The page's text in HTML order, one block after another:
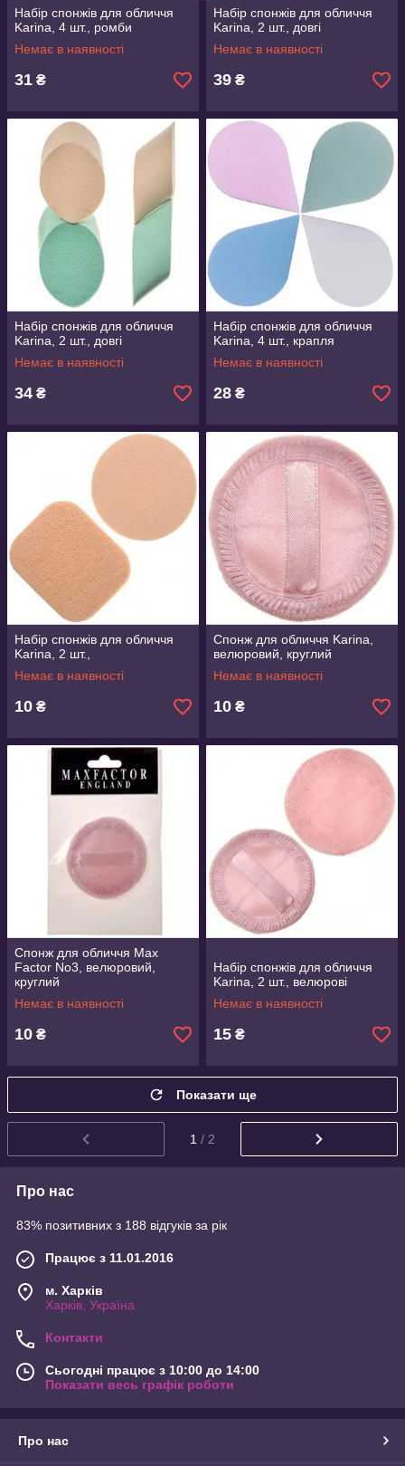
Набір спонжів для обличчя
Karina, 4 шт., ромби
Немає в наявності
31 ₴
Набір спонжів для обличчя
Karina, 2 шт., довгі
Немає в наявності
39 ₴
Набір спонжів для обличчя
Karina, 2 шт., довгі
Немає в наявності
34 ₴
Набір спонжів для обличчя
Karina, 4 шт., крапля
Немає в наявності
28 ₴
Набір спонжів для обличчя
Karina, 2 шт.,
Немає в наявності
10 ₴
Спонж для обличчя Karina,
велюровий, круглий
Немає в наявності
10 ₴
Спонж для обличчя Max
Factor No3, велюровий,
круглий
Немає в наявності
10 ₴
Набір спонжів для обличчя
Karina, 2 шт., велюрові
Немає в наявності
15 ₴
Показати ще
1 / 2
Про нас
83% позитивних з 188 відгуків за рік
Працює з 11.01.2016
м. Харків
Харків, Україна
Контакти
Сьогодні працює з 10:00 до 14:00
Показати весь графік роботи
Про нас